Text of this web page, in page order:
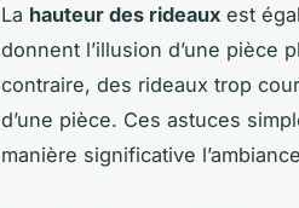
La hauteur des rideaux est
donnent l’illusion d’une pièce
contraire, des rideaux trop
d’une pièce. Ces astuces
manière significative